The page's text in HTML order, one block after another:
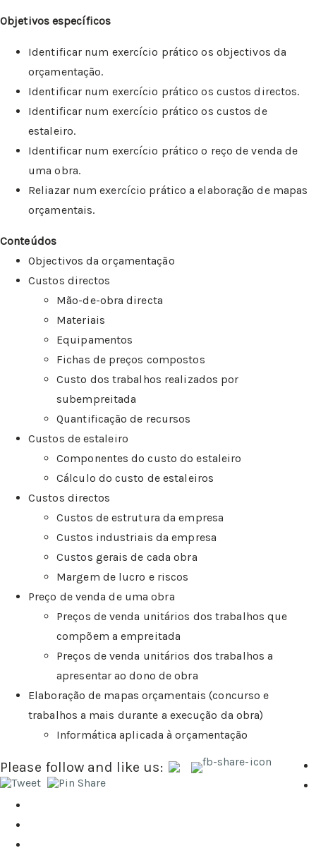
Objetivos específicos
Identificar num exercício prático os objectivos da
orçamentação.
Identificar num exercício prático os custos directos.
Identificar num exercício prático os custos de
estaleiro.
Identificar num exercício prático o reço de venda de
uma obra.
Reliazar num exercício prático a elaboração de mapas
orçamentais.
Conteúdos
Objectivos da orçamentação
Custos directos
Mão-de-obra directa
Materiais
Equipamentos
Fichas de preços compostos
Custo dos trabalhos realizados por
subempreitada
Quantificação de recursos
Custos de estaleiro
Componentes do custo do estaleiro
Cálculo do custo de estaleiros
Custos directos
Custos de estrutura da empresa
Custos industriais da empresa
Custos gerais de cada obra
Margem de lucro e riscos
Preço de venda de uma obra
Preços de venda unitários dos trabalhos que
compõem a empreitada
Preços de venda unitários dos trabalhos a
apresentar ao dono de obra
Elaboração de mapas orçamentais (concurso e
trabalhos a mais durante a execução da obra)
Informática aplicada à orçamentação
Please follow and like us: